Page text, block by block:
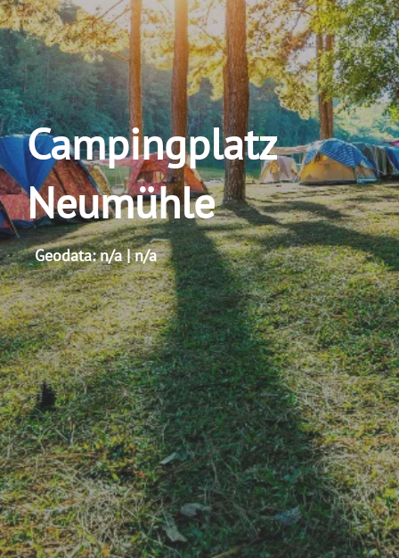
Campingplatz
Neumühle
Geodata: n/a | n/a